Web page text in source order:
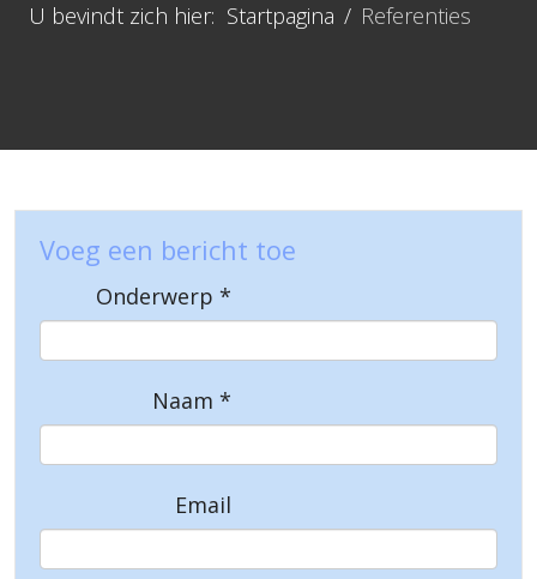
U bevindt zich hier: Startpagina Referenties
Voeg een bericht toe
Onderwerp *
Naam *
Email